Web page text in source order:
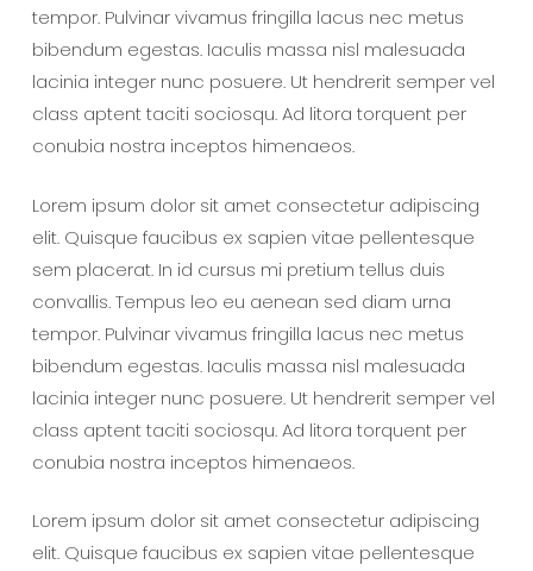
tempor. Pulvinar vivamus fringilla lacus nec metus
bibendum egestas. Iaculis massa nisl malesuada
lacinia integer nunc posuere. Ut hendrerit semper vel
class aptent taciti sociosqu. Ad litora torquent per
conubia nostra inceptos himenaeos.
Lorem ipsum dolor sit amet consectetur adipiscing
elit. Quisque faucibus ex sapien vitae pellentesque
sem placerat. In id cursus mi pretium tellus duis
convallis. Tempus leo eu aenean sed diam urna
tempor. Pulvinar vivamus fringilla lacus nec metus
bibendum egestas. Iaculis massa nisl malesuada
lacinia integer nunc posuere. Ut hendrerit semper vel
class aptent taciti sociosqu. Ad litora torquent per
conubia nostra inceptos himenaeos.
Lorem ipsum dolor sit amet consectetur adipiscing
elit. Quisque faucibus ex sapien vitae pellentesque